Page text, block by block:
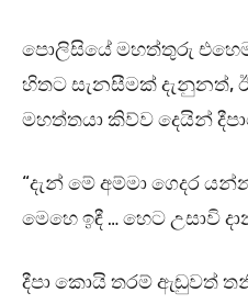
පොලිසියේ මහත්තුරු
හිතට සැනසීමක් දැනුනත්,
මහත්තයා කිව්ව දෙයින්
“දැන් මේ අම්මා ගෙදර
මෙහෙ ඉඳී … හෙට උසාවි
දීපා කොයි තරම් ඇඬුවත්